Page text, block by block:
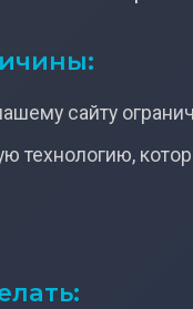
сайту
технологию,